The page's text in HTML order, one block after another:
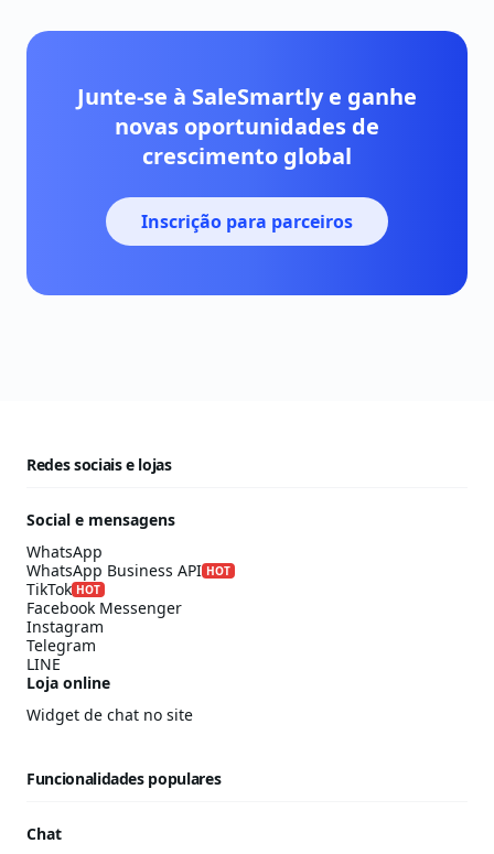
Junte-se à SaleSmartly e ganhe
novas oportunidades de
crescimento global
Inscrição para parceiros
Redes sociais e lojas
Social e mensagens
WhatsApp
WhatsApp Business API HOT
TikTok HOT
Facebook Messenger
Instagram
Telegram
LINE
Loja online
Widget de chat no site
Funcionalidades populares
Chat